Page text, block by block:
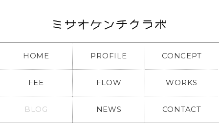
HOME PROFILE CONCEPT
FEE FLOW WORKS
BLOG NEWS CONTACT